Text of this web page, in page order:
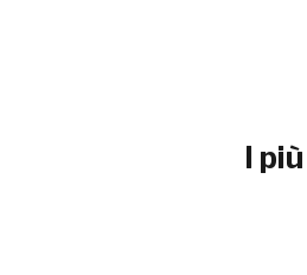
I